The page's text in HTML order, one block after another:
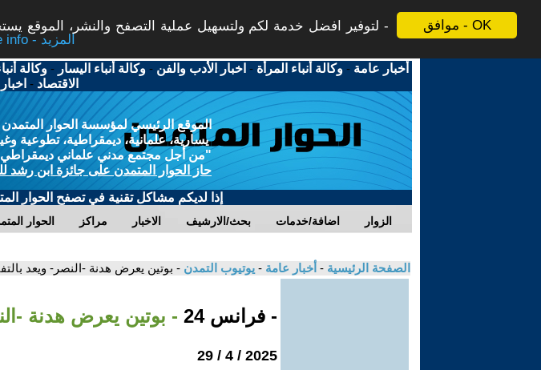
موافق - OK
لتوفير افضل خدمة لكم ولتسهيل عملية التصفح والنشر، الموقع
More info - المزيد
أخبار عامة -وكالة أنباء المرأة - اخبار الأدب والفن -وكالة أنباء اليسار -وكالة
الاقتصاد -
الموقع الرئيسي لمؤسسة الحوار المتمدن
يسارية، علمانية، ديمقراطية، تطوعية
"من أجل مجتمع مدني علماني ديمقراطي
حاز الحوار المتمدن على جائزة ابن رشد
إذا لديكم مشاكل تقنية في تصفح الحوار
الحوار مراكز الاخبار بحث/الارشيف اضافة/خدمات الزوار
الصفحة الرئيسية - أخبار عامة - يوتيوب التمدن - بوتين يعرض هدنة -النصر- ويعد
- فرانس 24 - بوتين يعرض هدنة -
2025 / 4 / 29